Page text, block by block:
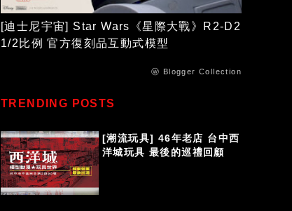
[迪士尼宇宙] Star Wars《星際大戰》R2-D2
1/2比例 官方復刻品互動式模型
ⓦ Blogger Collection
TRENDING POSTS
[潮流玩具] 46年老店 台中西
洋城玩具 最後的巡禮回顧